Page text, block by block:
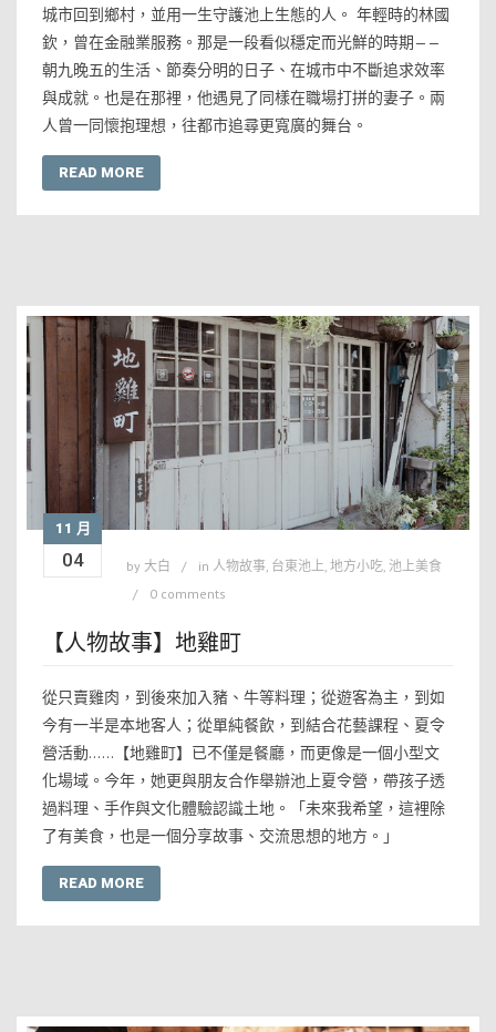
城市回到鄉村，並用一生守護池上生態的人。 年輕時的林國
欽，曾在金融業服務。那是一段看似穩定而光鮮的時期——
朝九晚五的生活、節奏分明的日子、在城市中不斷追求效率
與成就。也是在那裡，他遇見了同樣在職場打拼的妻子。兩
人曾一同懷抱理想，往都市追尋更寬廣的舞台。
READ MORE
11 月
04 by 大白 in 人物故事 台東池上 地方小吃 池上美食
0 comments
【人物故事】地雞町
從只賣雞肉，到後來加入豬、牛等料理；從遊客為主，到如
今有一半是本地客人；從單純餐飲，到結合花藝課程、夏令
營活動……【地雞町】已不僅是餐廳，而更像是一個小型文
化場域。今年，她更與朋友合作舉辦池上夏令營，帶孩子透
過料理、手作與文化體驗認識土地。「未來我希望，這裡除
了有美食，也是一個分享故事、交流思想的地方。」
READ MORE